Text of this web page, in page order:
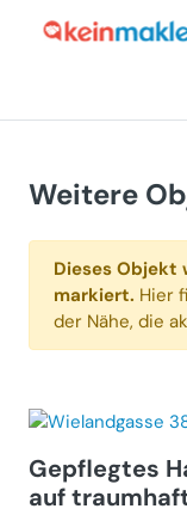
Weitere
Dieses Objekt
markiert. Hier
der Nähe, die
Gepflegtes
auf